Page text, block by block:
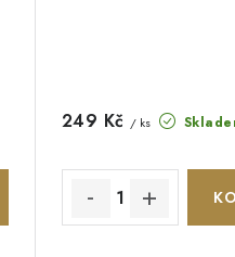
249 Kč / ks